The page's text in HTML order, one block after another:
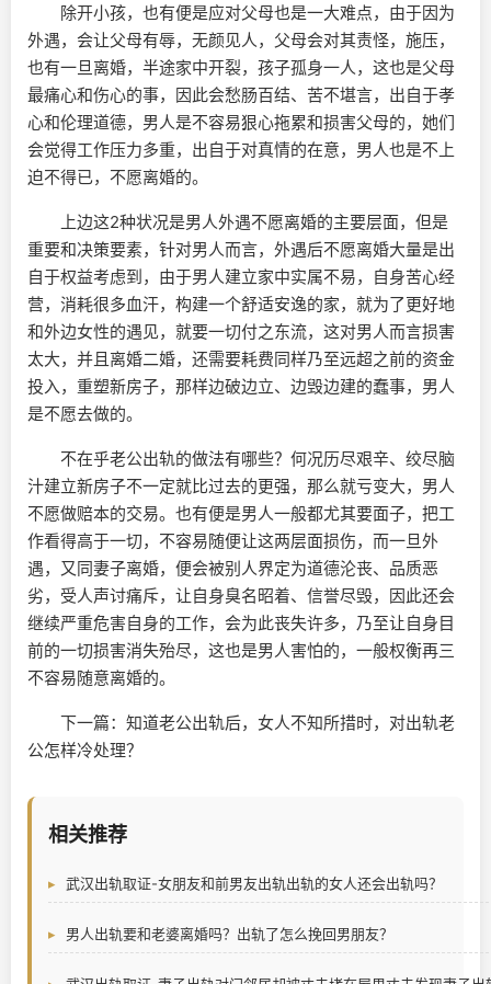
除开小孩，也有便是应对父母也是一大难点，由于因为
外遇，会让父母有辱，无颜见人，父母会对其责怪，施压，
也有一旦离婚，半途家中开裂，孩子孤身一人，这也是父母
最痛心和伤心的事，因此会愁肠百结、苦不堪言，出自于孝
心和伦理道德，男人是不容易狠心拖累和损害父母的，她们
会觉得工作压力多重，出自于对真情的在意，男人也是不上
迫不得已，不愿离婚的。
上边这2种状况是男人外遇不愿离婚的主要层面，但是
重要和决策要素，针对男人而言，外遇后不愿离婚大量是出
自于权益考虑到，由于男人建立家中实属不易，自身苦心经
营，消耗很多血汗，构建一个舒适安逸的家，就为了更好地
和外边女性的遇见，就要一切付之东流，这对男人而言损害
太大，并且离婚二婚，还需要耗费同样乃至远超之前的资金
投入，重塑新房子，那样边破边立、边毁边建的蠢事，男人
是不愿去做的。
不在乎老公出轨的做法有哪些？何况历尽艰辛、绞尽脑
汁建立新房子不一定就比过去的更强，那么就亏变大，男人
不愿做赔本的交易。也有便是男人一般都尤其要面子，把工
作看得高于一切，不容易随便让这两层面损伤，而一旦外
遇，又同妻子离婚，便会被别人界定为道德沦丧、品质恶
劣，受人声讨痛斥，让自身臭名昭着、信誉尽毁，因此还会
继续严重危害自身的工作，会为此丧失许多，乃至让自身目
前的一切损害消失殆尽，这也是男人害怕的，一般权衡再三
不容易随意离婚的。
下一篇：知道老公出轨后，女人不知所措时，对出轨老
公怎样冷处理？
相关推荐
武汉出轨取证-女朋友和前男友出轨出轨的女人还会出轨吗？
男人出轨要和老婆离婚吗？出轨了怎么挽回男朋友？